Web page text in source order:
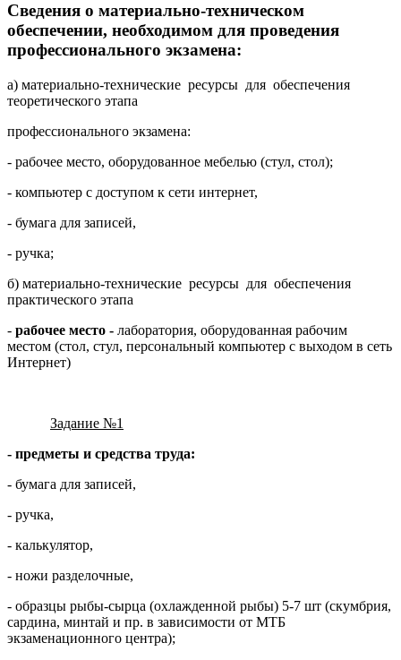
Сведения о материально-техническом
обеспечении, необходимом для проведения
профессионального экзамена:
а) материально-технические ресурсы для обеспечения
теоретического этапа
профессионального экзамена:
- рабочее место, оборудованное мебелью (стул, стол);
- компьютер с доступом к сети интернет,
- бумага для записей,
- ручка;
б) материально-технические ресурсы для обеспечения
практического этапа
- рабочее место - лаборатория, оборудованная рабочим
местом (стол, стул, персональный компьютер с выходом в сеть
Интернет)
Задание №1
- предметы и средства труда:
- бумага для записей,
- ручка,
- калькулятор,
- ножи разделочные,
- образцы рыбы-сырца (охлажденной рыбы) 5-7 шт (скумбрия,
сардина, минтай и пр. в зависимости от МТБ
экзаменационного центра);